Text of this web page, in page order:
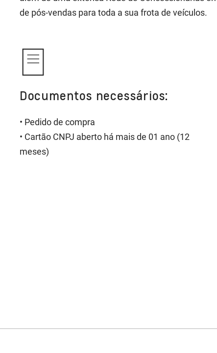
de pós-vendas para toda a sua frota de veículos.
Documentos necessários:
• Pedido de compra
• Cartão CNPJ aberto há mais de 01 ano (12
meses)